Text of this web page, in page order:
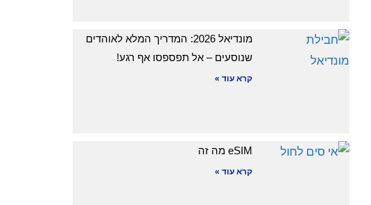
מונדיאל 2026: המדריך המלא לאוהדים
שנוסעים – אל תפספסו אף רגע!
קרא עוד »
eSIM מה זה
קרא עוד »